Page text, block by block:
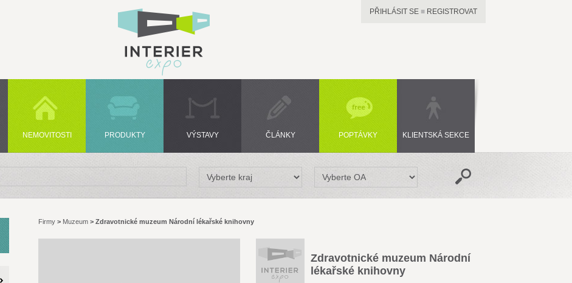
PŘIHLÁSIT SE ■ REGISTROVAT
NEMOVITOSTI PRODUKTY VÝSTAVY ČLÁNKY POPTÁVKY KLIENTSKÁ SEKCE
Firmy > Muzeum > Zdravotnické muzeum Národní lékařské knihovny
Zdravotnické muzeum Národní
lékařské knihovny